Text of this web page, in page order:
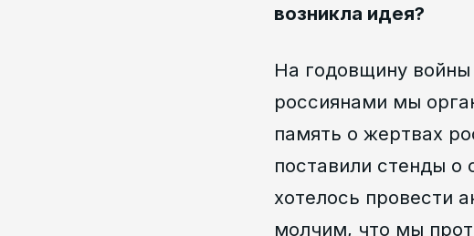
возникла идея?
На годовщину
россиянами мы
память о жертвах
поставили стенды о
хотелось провести
молчим, что мы